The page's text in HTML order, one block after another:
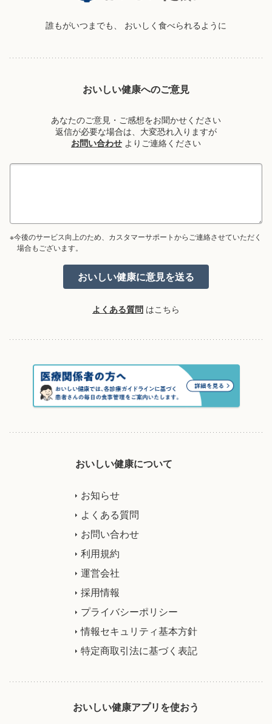
誰もがいつまでも、 おいしく食べられるように
おいしい健康へのご意見
あなたのご意見・ご感想をお聞かせください
返信が必要な場合は、大変恐れ入りますが
お問い合わせ よりご連絡ください
※今後のサービス向上のため、カスタマーサポートからご連絡させていただく
場合もございます。
よくある質問 はこちら
おいしい健康について
お知らせ
よくある質問
お問い合わせ
利用規約
運営会社
採用情報
プライバシーポリシー
情報セキュリティ基本方針
特定商取引法に基づく表記
おいしい健康アプリを使おう